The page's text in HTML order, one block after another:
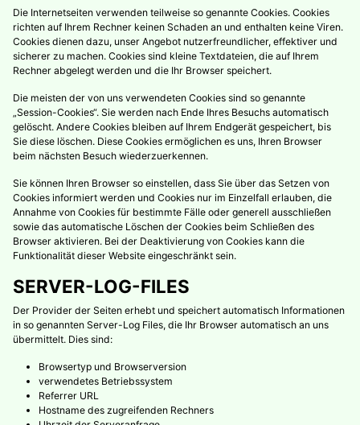
Die Internetseiten verwenden teilweise so genannte Cookies. Cookies
richten auf Ihrem Rechner keinen Schaden an und enthalten keine Viren.
Cookies dienen dazu, unser Angebot nutzerfreundlicher, effektiver und
sicherer zu machen. Cookies sind kleine Textdateien, die auf Ihrem
Rechner abgelegt werden und die Ihr Browser speichert.
Die meisten der von uns verwendeten Cookies sind so genannte
„Session-Cookies“. Sie werden nach Ende Ihres Besuchs automatisch
gelöscht. Andere Cookies bleiben auf Ihrem Endgerät gespeichert, bis
Sie diese löschen. Diese Cookies ermöglichen es uns, Ihren Browser
beim nächsten Besuch wiederzuerkennen.
Sie können Ihren Browser so einstellen, dass Sie über das Setzen von
Cookies informiert werden und Cookies nur im Einzelfall erlauben, die
Annahme von Cookies für bestimmte Fälle oder generell ausschließen
sowie das automatische Löschen der Cookies beim Schließen des
Browser aktivieren. Bei der Deaktivierung von Cookies kann die
Funktionalität dieser Website eingeschränkt sein.
SERVER-LOG-FILES
Der Provider der Seiten erhebt und speichert automatisch Informationen
in so genannten Server-Log Files, die Ihr Browser automatisch an uns
übermittelt. Dies sind:
Browsertyp und Browserversion
verwendetes Betriebssystem
Referrer URL
Hostname des zugreifenden Rechners